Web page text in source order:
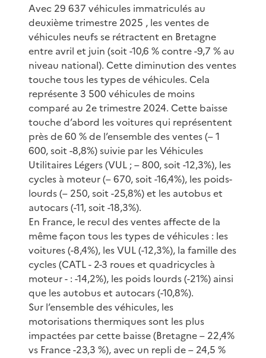
Avec 29 637 véhicules immatriculés au
deuxième trimestre 2025 , les ventes de
véhicules neufs se rétractent en Bretagne
entre avril et juin (soit -10,6 % contre -9,7 % au
niveau national). Cette diminution des ventes
touche tous les types de véhicules. Cela
représente 3 500 véhicules de moins
comparé au 2e trimestre 2024. Cette baisse
touche d’abord les voitures qui représentent
près de 60 % de l’ensemble des ventes (– 1
600, soit -8,8%) suivie par les Véhicules
Utilitaires Légers (VUL ; – 800, soit -12,3%), les
cycles à moteur (– 670, soit -16,4%), les poids-
lourds (– 250, soit -25,8%) et les autobus et
autocars (-11, soit -18,3%).
En France, le recul des ventes affecte de la
même façon tous les types de véhicules : les
voitures (-8,4%), les VUL (-12,3%), la famille des
cycles (CATL - 2-3 roues et quadricycles à
moteur - : -14,2%), les poids lourds (-21%) ainsi
que les autobus et autocars (-10,8%).
Sur l’ensemble des véhicules, les
motorisations thermiques sont les plus
impactées par cette baisse (Bretagne – 22,4%
vs France -23,3 %), avec un repli de – 24,5 %